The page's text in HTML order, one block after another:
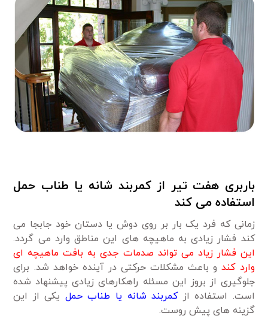
باربری هفت تیر از کمربند شانه یا طناب حمل
استفاده می کند
زمانی که فرد یک بار بر روی دوش یا دستان خود جابجا می
کند فشار زیادی به ماهیچه های این مناطق وارد می گردد.
این فشار زیاد می تواند صدمات جدی به بافت ماهیچه ای
وارد کندو باعث مشکلات حرکتی در آینده خواهد شد. برای
جلوگیری از بروز این مسئله راهکارهای زیادی پیشنهاد شده
است. استفاده ازکمربند شانه یا طناب حمل یکی از این
گزینه های پیش روست.